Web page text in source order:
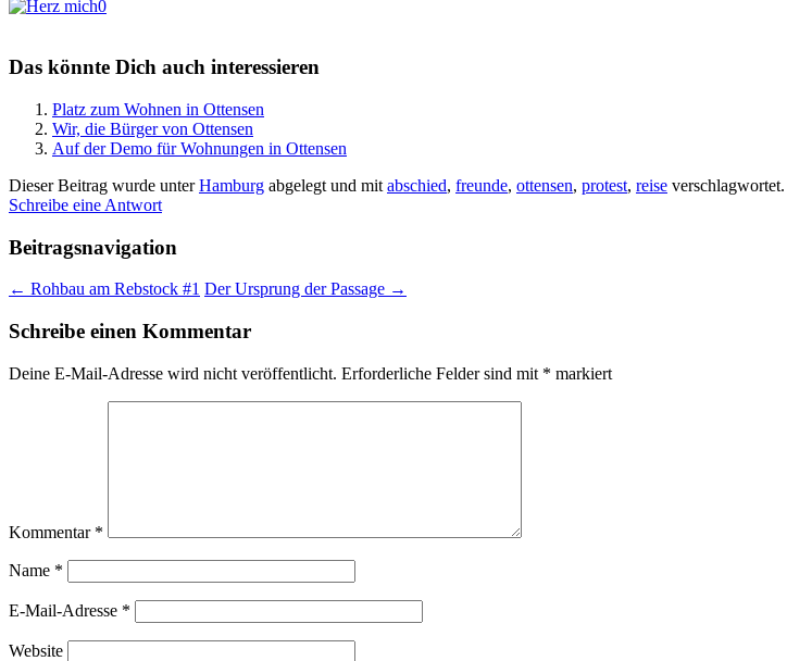
0
Das könnte Dich auch interessieren
Platz zum Wohnen in Ottensen
Wir, die Bürger von Ottensen
Auf der Demo für Wohnungen in Ottensen
Dieser Beitrag wurde unterHamburg abgelegt und mit abschied, freunde, ottensen, protest, reise verschlagwortet.
Schreibe eine Antwort
Beitragsnavigation
← Rohbau am Rebstock #1 Der Ursprung der Passage →
Schreibe einen Kommentar
Deine E-Mail-Adresse wird nicht veröffentlicht. Erforderliche Felder sind mit * markiert
Kommentar *
Name *
E-Mail-Adresse *
Website